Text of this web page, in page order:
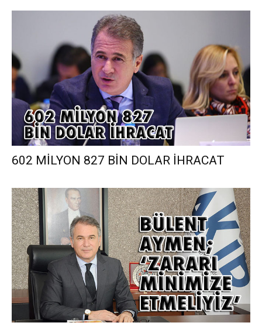
602 MİLYON 827 BİN DOLAR İHRACAT